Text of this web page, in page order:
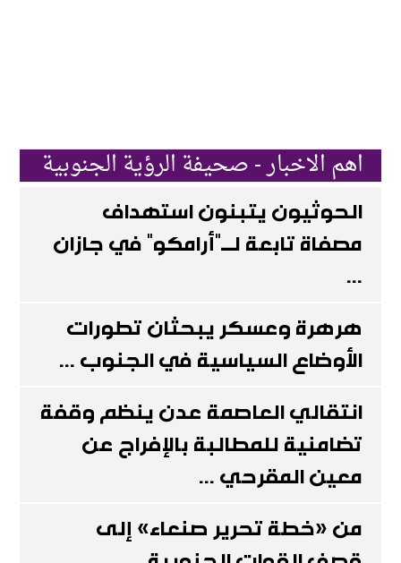
اهم الاخبار - صحيفة الرؤية الجنوبية
الحوثيون يتبنون استهداف
مصفاة تابعة لـ"أرامكو" في جازان
...
هرهرة وعسكر يبحثان تطورات
الأوضاع السياسية في الجنوب ...
انتقالي العاصمة عدن ينظم وقفة
تضامنية للمطالبة بالإفراج عن
معين المقرحي ...
من «خطة تحرير صنعاء» إلى